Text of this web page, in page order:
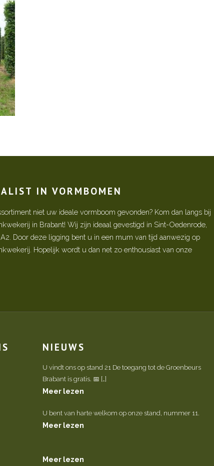
IN VORMBOMEN
niet uw ideale vormboom gevonden? Kom dan langs bij
in Brabant! Wij zijn ideaal gevestigd in Sint-Oedenrode,
Door deze ligging bent u in een mum van tijd aanwezig op
Hopelijk wordt u dan net zo enthousiast van onze
NIEUWS
U vindt ons op stand 21 De toegang tot de Groenbeurs
Brabant is gratis. 📅 […]
Meer lezen
U bent van harte welkom op onze stand, nummer 11.
Meer lezen
Meer lezen